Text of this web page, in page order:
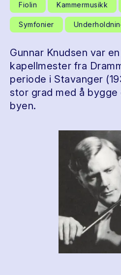
Fiolin Kammermusikk
Symfonier
Gunnar Knudsen var
kapellmester fra
periode i Stavanger
stor grad med å
byen.